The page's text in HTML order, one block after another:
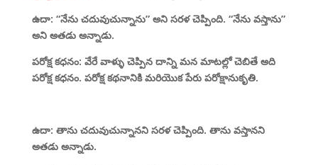
ఉదా: “నేను చదువుచున్నాను” అని సరళ చెప్పింది. “నేను వస్తాను”
అని అతడు అన్నాడు.
పరోక్ష కధనం: వేరే వాళ్ళు చెప్పిన దాన్ని మన మాటల్లో చెబితే అది
పరోక్ష కధనం. పరోక్ష కథనానికి మరియొక పేరు పరోక్షానుకృతి.
ఉదా: తాను చదువుచున్నానని సరళ చెప్పింది. తాను వస్తానని
అతడు అన్నాడు.